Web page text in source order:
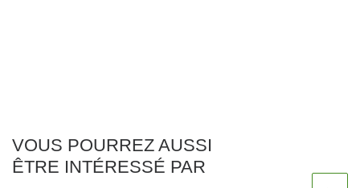
VOUS POURREZ AUSSI
ÊTRE INTÉRESSÉ PAR